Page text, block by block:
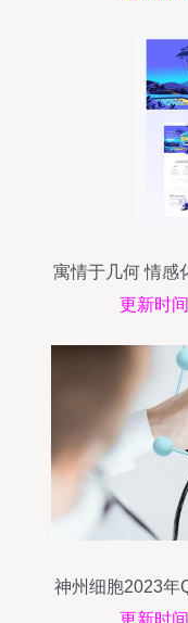
寓情于几何 情感
更新时
神州细胞2023年
111%，
更新时